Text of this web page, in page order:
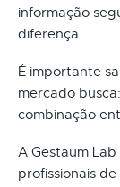
informação
diferença.
É importante
mercado
combinação
A Gestaum
profissionais